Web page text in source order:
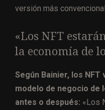
versión más
«Los NFT
la economía de
Según Bainier, los
modelo de negocio de
antes o después: «Los